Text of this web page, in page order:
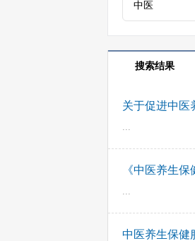
搜索结果
关于促进中医
...
《中医养生
...
中医养生保健